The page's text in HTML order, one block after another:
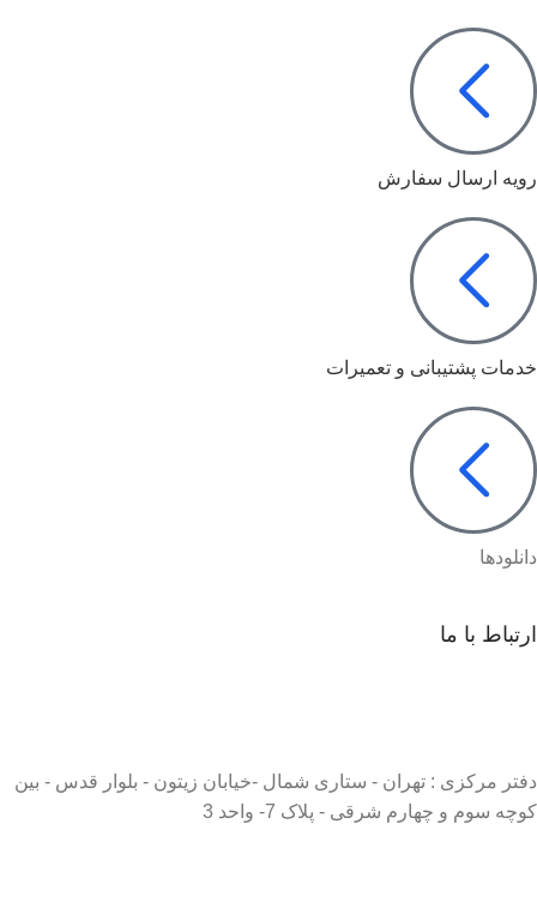
رویه ارسال سفارش
خدمات پشتیبانی و تعمیرات
دانلودها
ارتباط با ما
دفتر مرکزی : تهران - ستاری شمال -خیابان زیتون - بلوار قدس - بین
کوچه سوم و چهارم شرقی - پلاک 7- واحد 3